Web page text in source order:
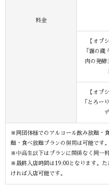
料金
【オプ
「霧の蔵
肉の発酵
【オプ
「とろー
※同団体様でのアルコール飲み放題・
題・食べ放題プランの併用は可能です。
※中高生以下はプランに関係なく同一料
※最終入店時間は19:00となります。
ければ入店可能です。